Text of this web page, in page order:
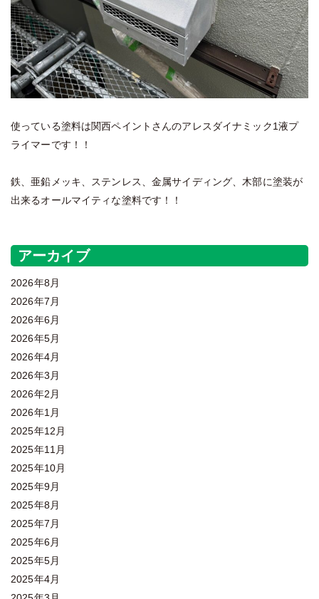
使っている塗料は関西ペイントさんのアレスダイナミック1液プ
ライマーです！！
鉄、亜鉛メッキ、ステンレス、金属サイディング、木部に塗装が
出来るオールマイティな塗料です！！
アーカイブ
2026年8月
2026年7月
2026年6月
2026年5月
2026年4月
2026年3月
2026年2月
2026年1月
2025年12月
2025年11月
2025年10月
2025年9月
2025年8月
2025年7月
2025年6月
2025年5月
2025年4月